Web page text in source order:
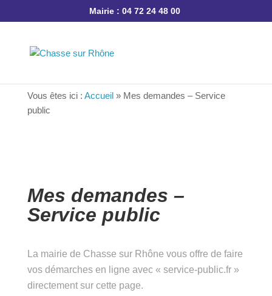
Mairie : 04 72 24 48 00
Vous êtes ici :Accueil»Mes demandes – Service
public
Mes demandes –
Service public
La mairie de Chasse sur Rhône vous offre de
faire vos démarches en ligne avec « service-
public.fr » directement sur cette page.